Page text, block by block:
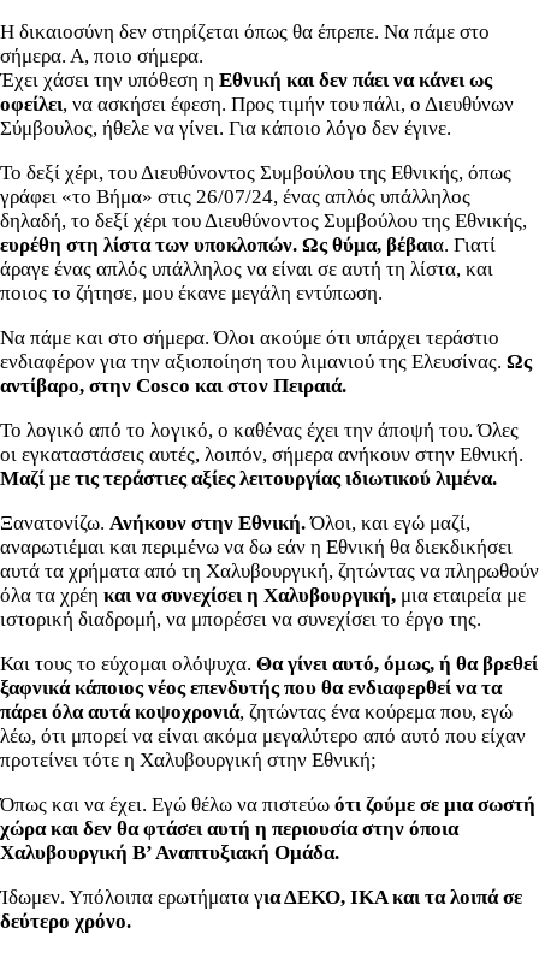
Η δικαιοσύνη δεν στηρίζεται όπως θα έπρεπε. Να πάμε στο
σήμερα. Α, ποιο σήμερα.
Έχει χάσει την υπόθεση η Εθνική και δεν πάει να κάνει ως
οφείλει, να ασκήσει έφεση. Προς τιμήν του πάλι, ο Διευθύνων
Σύμβουλος, ήθελε να γίνει. Για κάποιο λόγο δεν έγινε.
Το δεξί χέρι, του Διευθύνοντος Συμβούλου της Εθνικής, όπως
γράφει «το Βήμα» στις 26/07/24, ένας απλός υπάλληλος
δηλαδή, το δεξί χέρι του Διευθύνοντος Συμβούλου της Εθνικής,
ευρέθη στη λίστα των υποκλοπών. Ως θύμα, βέβαια. Γιατί
άραγε ένας απλός υπάλληλος να είναι σε αυτή τη λίστα, και
ποιος το ζήτησε, μου έκανε μεγάλη εντύπωση.
Να πάμε και στο σήμερα. Όλοι ακούμε ότι υπάρχει τεράστιο
ενδιαφέρον για την αξιοποίηση του λιμανιού της Ελευσίνας. Ως
αντίβαρο, στην Cosco και στον Πειραιά.
Το λογικό από το λογικό, ο καθένας έχει την άποψή του. Όλες
οι εγκαταστάσεις αυτές, λοιπόν, σήμερα ανήκουν στην Εθνική.
Μαζί με τις τεράστιες αξίες λειτουργίας ιδιωτικού λιμένα.
Ξανατονίζω. Ανήκουν στην Εθνική.Όλοι, και εγώ μαζί,
αναρωτιέμαι και περιμένω να δω εάν η Εθνική θα διεκδικήσει
αυτά τα χρήματα από τη Χαλυβουργική, ζητώντας να πληρωθούν
όλα τα χρέη και να συνεχίσει η Χαλυβουργική, μια εταιρεία με
ιστορική διαδρομή, να μπορέσει να συνεχίσει το έργο της.
Και τους το εύχομαι ολόψυχα. Θα γίνει αυτό, όμως, ή θα βρεθεί
ξαφνικά κάποιος νέος επενδυτής που θα ενδιαφερθεί να τα
πάρει όλα αυτά κοψοχρονιά, ζητώντας ένα κούρεμα που, εγώ
λέω, ότι μπορεί να είναι ακόμα μεγαλύτερο από αυτό που είχαν
προτείνει τότε η Χαλυβουργική στην Εθνική;
Όπως και να έχει. Εγώ θέλω να πιστεύω ότι ζούμε σε μια σωστή
χώρα και δεν θα φτάσει αυτή η περιουσία στην όποια
Χαλυβουργική Β’ Αναπτυξιακή Ομάδα.
Ίδωμεν. Υπόλοιπα ερωτήματα για ΔΕΚΟ, ΙΚΑ και τα λοιπά σε
δεύτερο χρόνο.